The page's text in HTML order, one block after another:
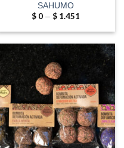
SAHUMO
$ 0 – $ 1.451
$ 0
$ 1.451